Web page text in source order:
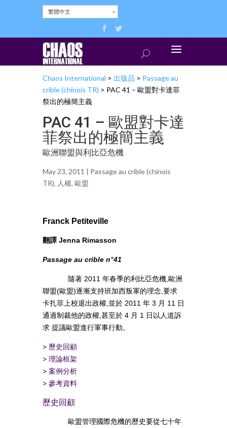
繁體中文
Chaos International > 出版品 > Passage au
crible (chinois TR) > PAC 41 – 歐盟對卡達菲
祭出的極簡主義
PAC 41 – 歐盟對卡達
菲祭出的極簡主義
歐洲聯盟與利比亞危機
May 23, 2011 | Passage au crible (chinois
TR), 人權, 歐盟
Franck Petiteville
翻譯 Jenna Rimasson
Passage au crible n°41
隨著 2011 年春季的利比亞危機,歐洲
聯盟(歐盟)逐漸支持班加西叛軍的理念,要求
卡扎菲上校退出政權,並於 2011 年 3 月 11 日
通過制裁他的政權,甚至於 4 月 1 日以人道訴
求 提議歐盟進行軍事行動。
> 歷史回顧
> 理論框架
> 案例分析
> 參考資料
歷史回顧
歐盟管理國際危機的歷史要從七十年